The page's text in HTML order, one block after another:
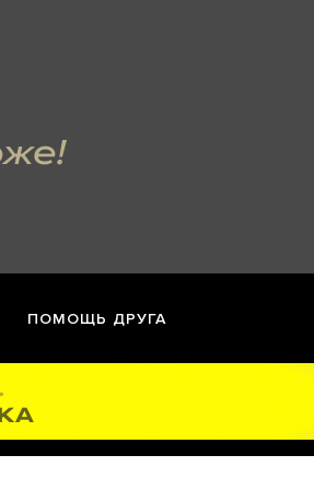
ПОМОЩЬ ДРУГА